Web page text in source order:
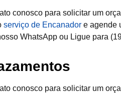
conosco para solicitar um
serviço de Encanador e agende
WhatsApp ou Ligue para
conosco para solicitar um